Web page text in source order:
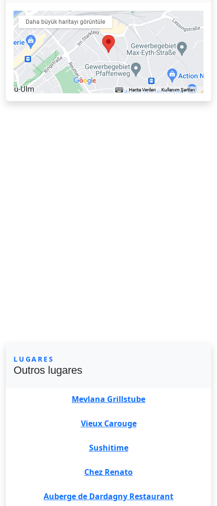
LUGARES
Outros lugares
Mevlana Grillstube
Vieux Carouge
Sushitime
Chez Renato
Auberge de Dardagny Restaurant